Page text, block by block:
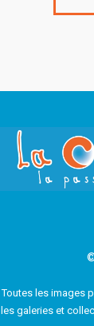
Toutes les images
les galeries et